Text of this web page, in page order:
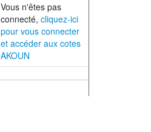
Vous n'êtes pas
connecté, cliquez-ici
pour vous connecter
et accéder aux cotes
AKOUN